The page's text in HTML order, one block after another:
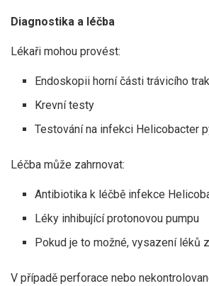
Diagnostika a léčba
Lékaři mohou provést:
Endoskopii horní části trávicího
Krevní testy
Testování na infekci Helicobacter
Léčba může zahrnovat:
Antibiotika k léčbě infekce
Léky inhibující protonovou pumpu
Pokud je to možné, vysazení léků
V případě perforace nebo